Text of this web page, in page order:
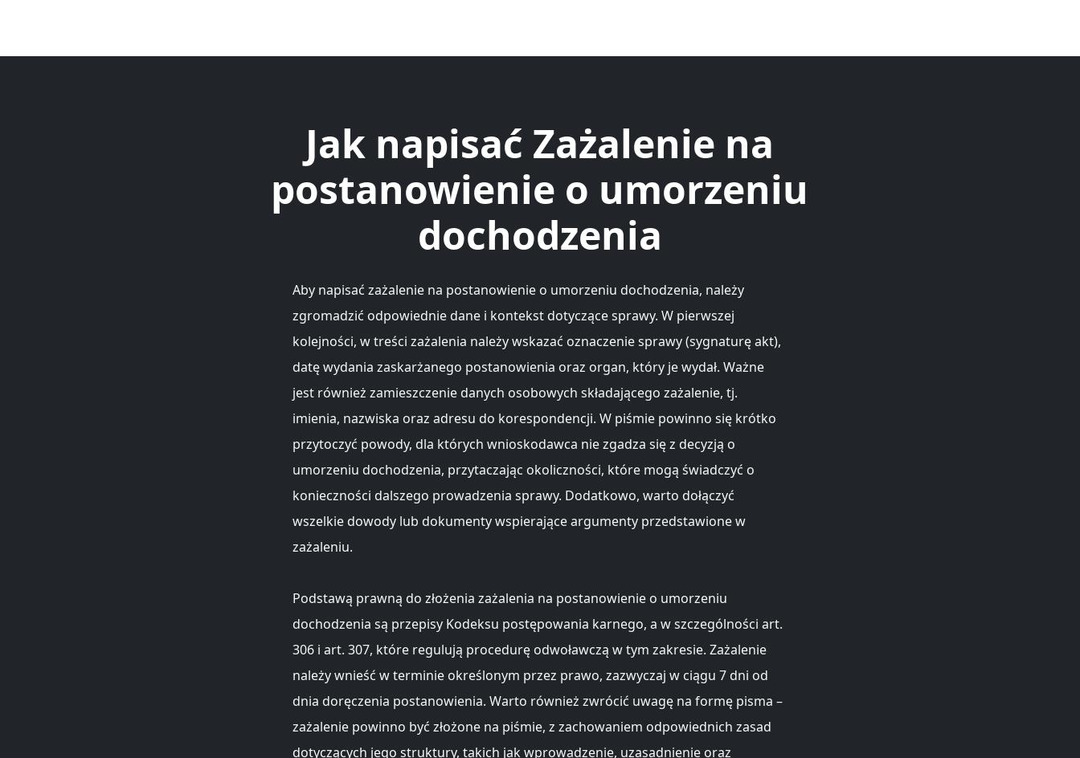
Jak napisać Zażalenie na
postanowienie o umorzeniu
dochodzenia
Aby napisać zażalenie na postanowienie o umorzeniu dochodzenia, należy
zgromadzić odpowiednie dane i kontekst dotyczące sprawy. W pierwszej
kolejności, w treści zażalenia należy wskazać oznaczenie sprawy (sygnaturę akt),
datę wydania zaskarżanego postanowienia oraz organ, który je wydał. Ważne
jest również zamieszczenie danych osobowych składającego zażalenie, tj.
imienia, nazwiska oraz adresu do korespondencji. W piśmie powinno się krótko
przytoczyć powody, dla których wnioskodawca nie zgadza się z decyzją o
umorzeniu dochodzenia, przytaczając okoliczności, które mogą świadczyć o
konieczności dalszego prowadzenia sprawy. Dodatkowo, warto dołączyć
wszelkie dowody lub dokumenty wspierające argumenty przedstawione w
zażaleniu.
Podstawą prawną do złożenia zażalenia na postanowienie o umorzeniu
dochodzenia są przepisy Kodeksu postępowania karnego, a w szczególności art.
306 i art. 307, które regulują procedurę odwoławczą w tym zakresie. Zażalenie
należy wnieść w terminie określonym przez prawo, zazwyczaj w ciągu 7 dni od
dnia doręczenia postanowienia. Warto również zwrócić uwagę na formę pisma –
zażalenie powinno być złożone na piśmie, z zachowaniem odpowiednich zasad
dotyczących jego struktury, takich jak wprowadzenie, uzasadnienie oraz